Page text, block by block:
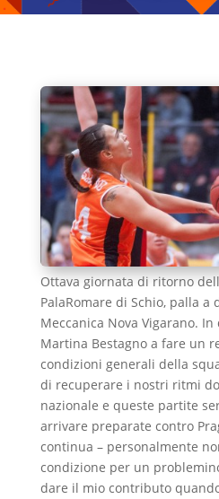
Ottava giornata di ritorno
PalaRomare di Schio, palla a
Meccanica Nova Vigarano.
Martina Bestagno a fare un
condizioni generali della
di recuperare i nostri ritmi
nazionale e queste partite
arrivare preparate contro
continua – personalmente
condizione per un
dare il mio contributo